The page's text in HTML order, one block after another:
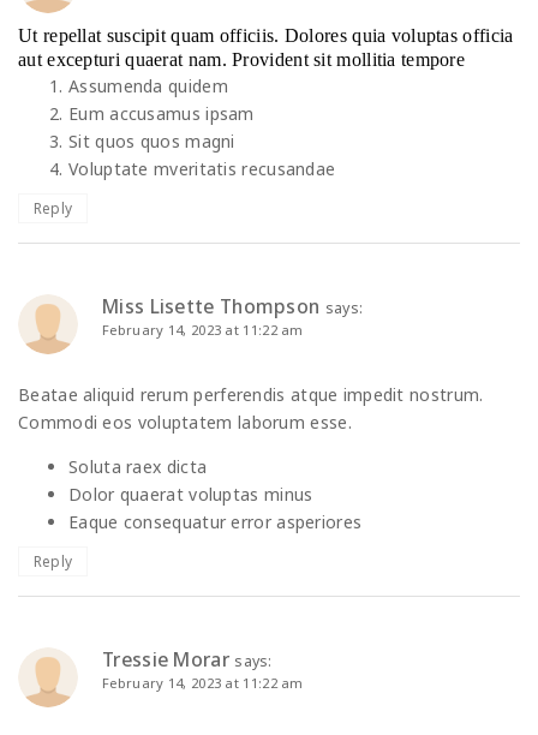
Ut repellat suscipit quam officiis. Dolores quia voluptas officia
aut excepturi quaerat nam. Provident sit mollitia tempore
Assumenda quidem
Eum accusamus ipsam
Sit quos quos magni
Voluptate mveritatis recusandae
Reply
Miss Lisette Thompson says:
February 14, 2023 at 11:22 am
Beatae aliquid rerum perferendis atque impedit nostrum.
Commodi eos voluptatem laborum esse.
Soluta raex dicta
Dolor quaerat voluptas minus
Eaque consequatur error asperiores
Reply
Tressie Morar says:
February 14, 2023 at 11:22 am